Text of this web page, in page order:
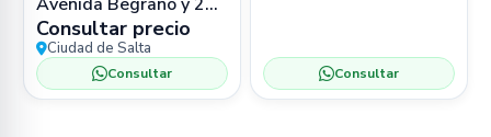
de Mayo. Salta
Consultar precio
Ciudad de Salta
Consultar Consultar